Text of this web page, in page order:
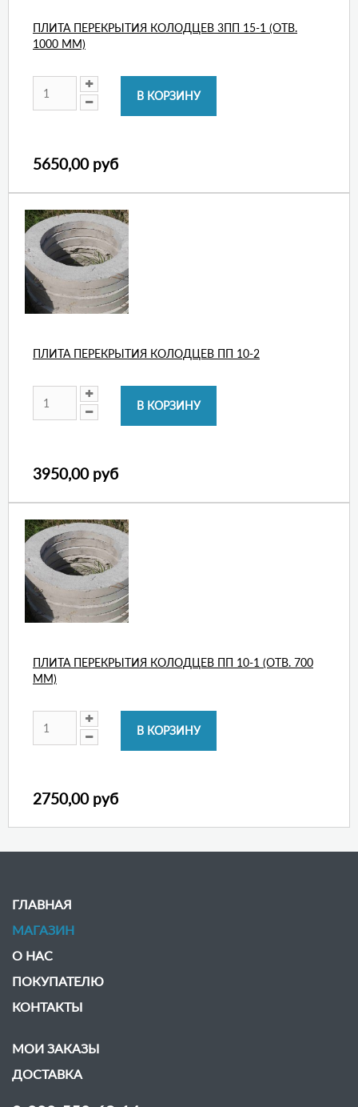
ПЛИТА ПЕРЕКРЫТИЯ КОЛОДЦЕВ 3ПП 15-1 (ОТВ.
1000 ММ)
5650,00 руб
ПЛИТА ПЕРЕКРЫТИЯ КОЛОДЦЕВ ПП 10-2
3950,00 руб
ПЛИТА ПЕРЕКРЫТИЯ КОЛОДЦЕВ ПП 10-1 (ОТВ. 700
ММ)
2750,00 руб
ГЛАВНАЯ
МАГАЗИН
О НАС
ПОКУПАТЕЛЮ
КОНТАКТЫ
МОИ ЗАКАЗЫ
ДОСТАВКА